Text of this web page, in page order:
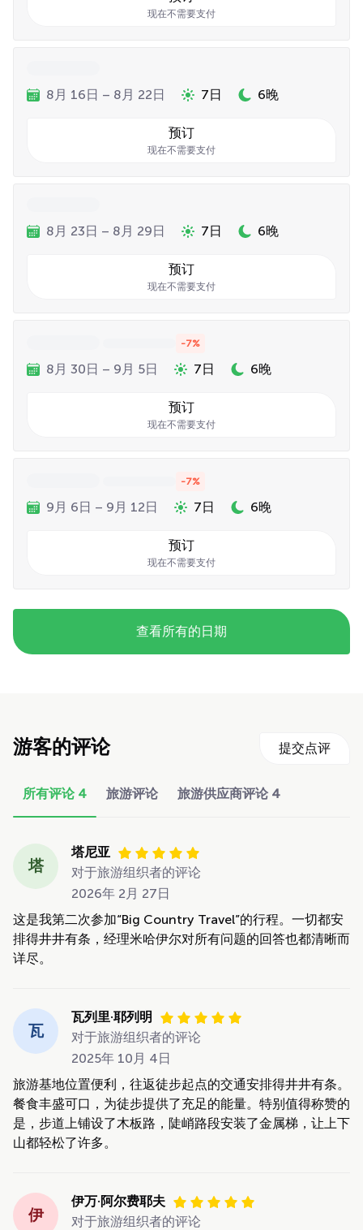
现在不需要支付
8月 16日 – 8月 22日 7日 6晚
预订
现在不需要支付
8月 23日 – 8月 29日 7日 6晚
预订
现在不需要支付
-7%
8月 30日 – 9月 5日 7日 6晚
预订
现在不需要支付
-7%
9月 6日 – 9月 12日 7日 6晚
预订
现在不需要支付
查看所有的日期
游客的评论 提交点评
所有评论 4 旅游评论 旅游供应商评论 4
塔
塔尼亚
对于旅游组织者的评论
2026年 2月 27日
这是我第二次参加“Big Country Travel”的行程。一切都安
排得井井有条，经理米哈伊尔对所有问题的回答也都清晰而
详尽。
瓦
瓦列里·耶列明
对于旅游组织者的评论
2025年 10月 4日
旅游基地位置便利，往返徒步起点的交通安排得井井有条。
餐食丰盛可口，为徒步提供了充足的能量。特别值得称赞的
是，步道上铺设了木板路，陡峭路段安装了金属梯，让上下
山都轻松了许多。
伊
伊万·阿尔费耶夫
对于旅游组织者的评论